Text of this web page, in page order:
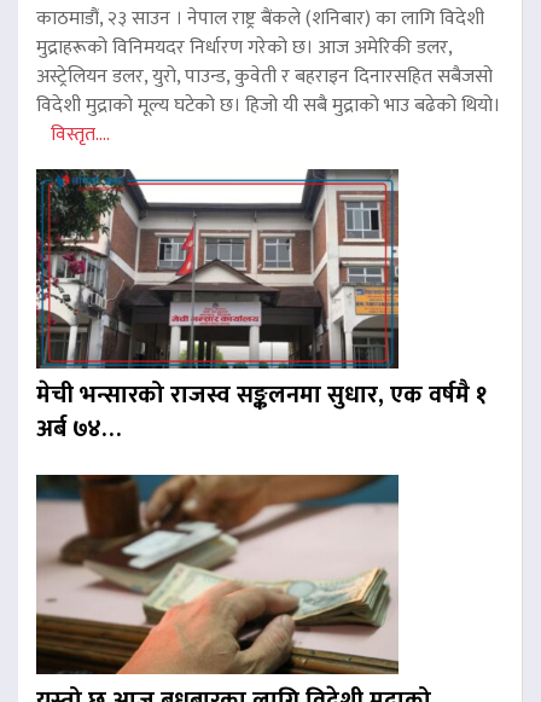
काठमाडौं, २३ साउन । नेपाल राष्ट्र बैंकले (शनिबार) का लागि विदेशी
मुद्राहरूको विनिमयदर निर्धारण गरेको छ। आज अमेरिकी डलर,
अस्ट्रेलियन डलर, युरो, पाउन्ड, कुवेती र बहराइन दिनारसहित सबैजसो
विदेशी मुद्राको मूल्य घटेको छ। हिजो यी सबै मुद्राको भाउ बढेको थियो।
विस्तृत....
मेची भन्सारको राजस्व सङ्कलनमा सुधार, एक वर्षमै १
अर्ब ७४…